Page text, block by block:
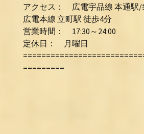
アクセス： 広電宇品線 本通駅
広電本線 立町駅 徒歩4分
営業時間： 17:30～24:00
定休日： 月曜日
=========